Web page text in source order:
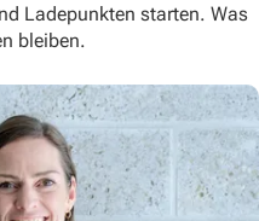
Ladepunkten starten. Was
bleiben.